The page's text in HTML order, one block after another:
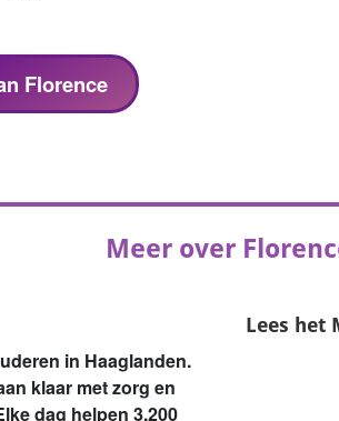
Florence
Meer over
in Haaglanden.
klaar met zorg en
dag helpen 3.200
Lees het